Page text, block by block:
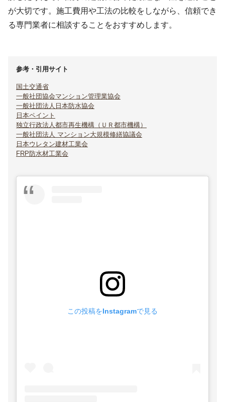
が大切です。施工費用や工法の比較をしながら、信頼でき
る専門業者に相談することをおすすめします。
参考・引用サイト
国土交通省
一般社団協会マンション管理業協会
一般社団法人日本防水協会
日本ペイント
独立行政法人都市再生機構（ＵＲ都市機構）
一般社団法人 マンション大規模修繕協議会
日本ウレタン建材工業会
FRP防水材工業会
この投稿をInstagramで見る